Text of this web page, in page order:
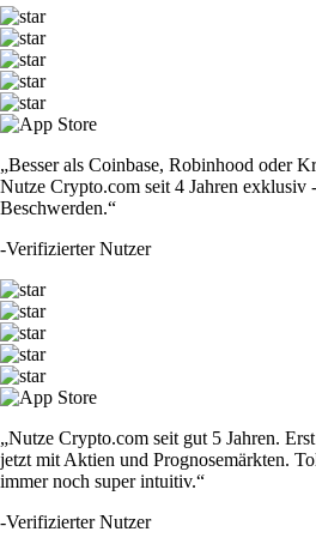
„Besser als Coinbase, Robinhood oder
Nutze Crypto.com seit 4 Jahren exklusiv
Beschwerden.“
-Verifizierter Nutzer
„Nutze Crypto.com seit gut 5 Jahren.
jetzt mit Aktien und Prognosemärkten.
immer noch super intuitiv.“
-Verifizierter Nutzer